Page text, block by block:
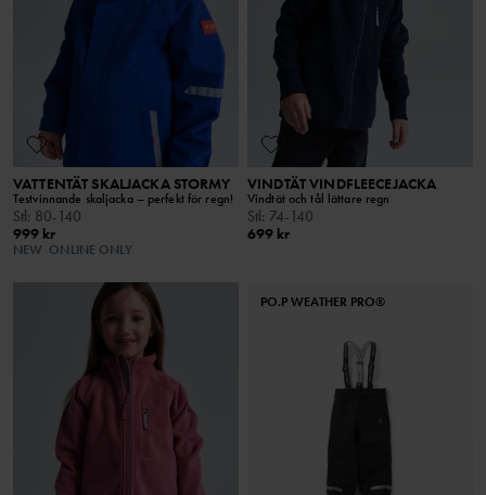
VATTENTÄT SKALJACKA STORMY
Testvinnande skaljacka – perfekt för regn!
Stl : 80-140
999 kr
NEW ONLINE ONLY
VINDTÄT VINDFLEECEJACKA
Vindtät och tål lättare regn
Stl : 74-140
699 kr
PO.P WEATHER PRO®